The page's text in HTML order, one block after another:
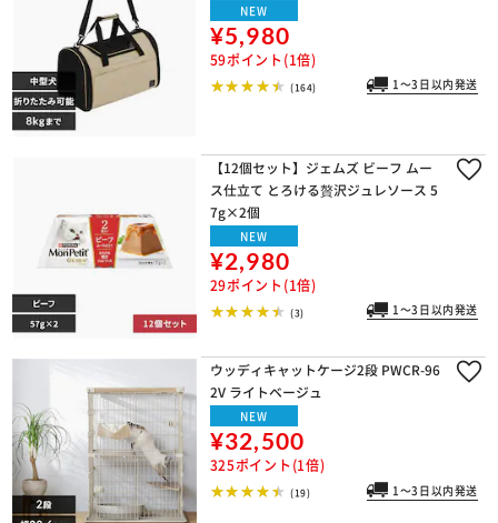
NEW
¥5,980
59ポイント(1倍)
(164) 1～3日以内発送
【12個セット】ジェムズ ビーフ ムー
ス仕立て とろける贅沢ジュレソース 5
7g×2個
NEW
¥2,980
29ポイント(1倍)
(3) 1～3日以内発送
ウッディキャットケージ2段 PWCR-96
2V ライトベージュ
NEW
¥32,500
325ポイント(1倍)
(19) 1～3日以内発送